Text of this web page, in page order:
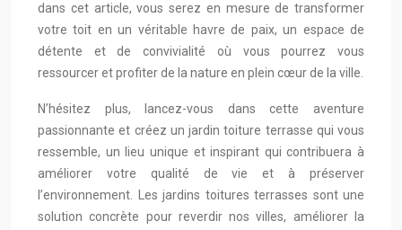
dans cet article, vous serez en mesure de transformer
votre toit en un véritable havre de paix, un espace de
détente et de convivialité où vous pourrez vous
ressourcer et profiter de la nature en plein cœur de la ville.
N’hésitez plus, lancez-vous dans cette aventure
passionnante et créez un jardin toiture terrasse qui vous
ressemble, un lieu unique et inspirant qui contribuera à
améliorer votre qualité de vie et à préserver
l’environnement. Les jardins toitures terrasses sont une
solution concrète pour reverdir nos villes, améliorer la